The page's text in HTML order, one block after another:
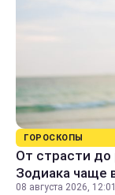
ГОРОСКОПЫ
От страсти до
Зодиака чаще
08 августа 2026, 12:01